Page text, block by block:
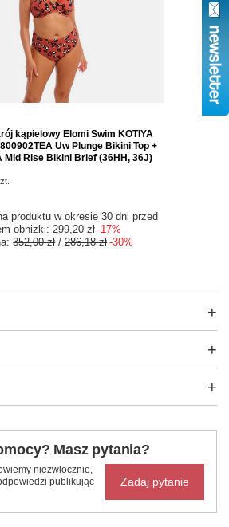
kąpielowy Elomi Swim KOTIYA
Uw Plunge Bikini Top +
Mid Rise Bikini Brief (36HH, 36J)
produktu w okresie 30 dni przed
obniżki:299,20 zł -17%
352,00 zł/286,18 zł -30%
Masz pytania?
niezwłocznie,
publikując
Zadaj pytanie